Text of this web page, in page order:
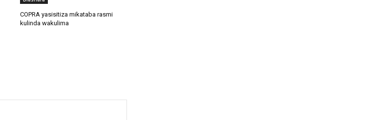
COPRA yasisitiza mikataba rasmi
kulinda wakulima